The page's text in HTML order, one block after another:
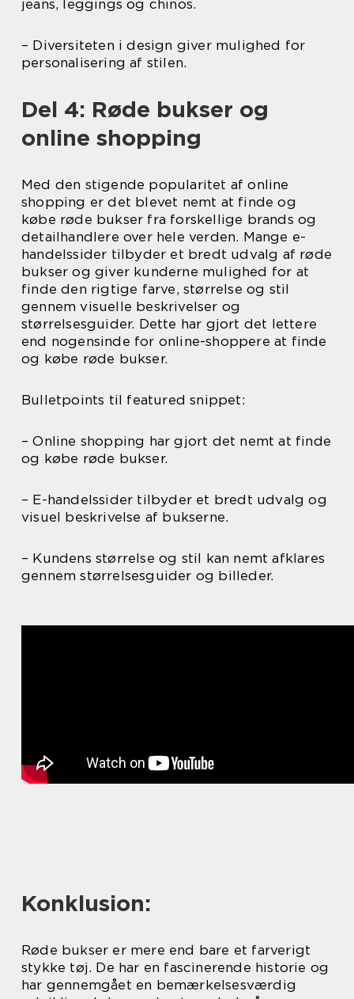
jeans, leggings og chinos.
– Diversiteten i design giver mulighed for
personalisering af stilen.
Del 4: Røde bukser og
online shopping
Med den stigende popularitet af online
shopping er det blevet nemt at finde og
købe røde bukser fra forskellige brands og
detailhandlere over hele verden. Mange e-
handelssider tilbyder et bredt udvalg af røde
bukser og giver kunderne mulighed for at
finde den rigtige farve, størrelse og stil
gennem visuelle beskrivelser og
størrelsesguider. Dette har gjort det lettere
end nogensinde for online-shoppere at finde
og købe røde bukser.
Bulletpoints til featured snippet:
– Online shopping har gjort det nemt at finde
og købe røde bukser.
– E-handelssider tilbyder et bredt udvalg og
visuel beskrivelse af bukserne.
– Kundens størrelse og stil kan nemt afklares
gennem størrelsesguider og billeder.
Konklusion:
Røde bukser er mere end bare et farverigt
stykke tøj. De har en fascinerende historie og
har gennemgået en bemærkelsesværdig